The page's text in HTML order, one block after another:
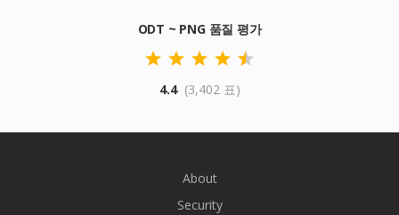
ODT ~ PNG 품질 평가
4.4 (3,402 표)
About
Security